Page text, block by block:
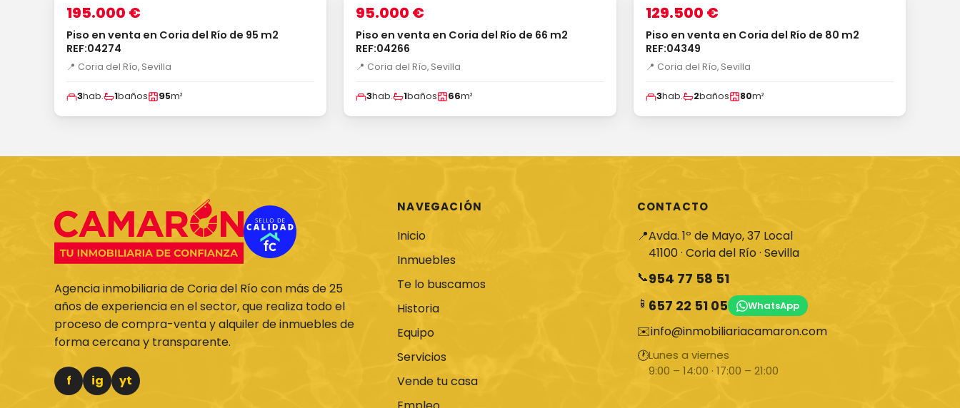
VENTA
195.000 €
Piso en venta en Coria del Río de 95 m2
REF:04274
📍 Coria del Río, Sevilla
3hab. 1baños 95m²
VENTA
95.000 €
Piso en venta en Coria del Río de 66 m2
REF:04266
📍 Coria del Río, Sevilla
3hab. 1baños 66m²
VENTA
129.500 €
Piso en venta en Coria del Río de 80 m2
REF:04349
📍 Coria del Río, Sevilla
3hab. 2baños 80m²
Agencia inmobiliaria de Coria del Río con más de 25
años de experiencia en el sector, que realiza todo el
proceso de compra-venta y alquiler de inmuebles de
forma cercana y transparente.
f ig yt
NAVEGACIÓN
Inicio
Inmuebles
Te lo buscamos
Historia
Equipo
Servicios
Vende tu casa
CONTACTO
📍Avda. 1º de Mayo, 37 Local
41100 · Coria del Río · Sevilla
📞954 77 58 51
📱 657 22 51 05 WhatsApp
✉️info@inmobiliariacamaron.com
🕐Lunes a viernes
9:00 – 14:00 · 17:00 – 21:00